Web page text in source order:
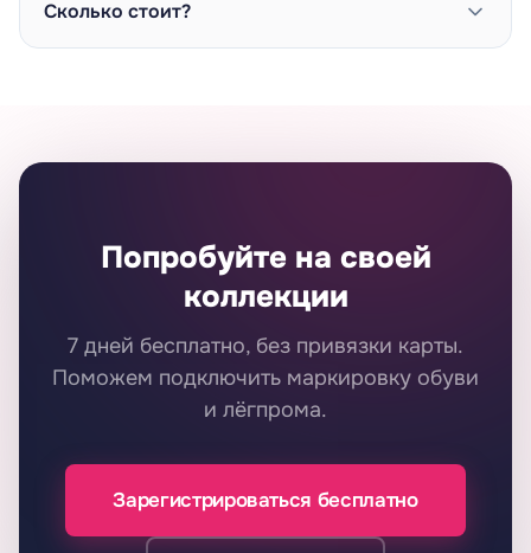
Сколько стоит?
Попробуйте на своей
коллекции
7 дней бесплатно, без привязки карты.
Поможем подключить маркировку обуви
и лёгпрома.
Зарегистрироваться бесплатно